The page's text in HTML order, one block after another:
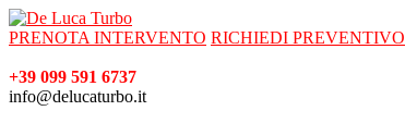
PRENOTA INTERVENTO RICHIEDI PREVENTIVO
+39 099 591 6737
info@delucaturbo.it